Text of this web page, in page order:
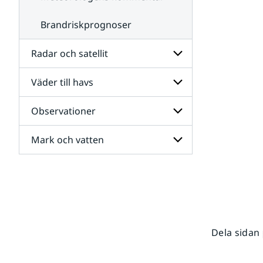
Brandriskprognoser
Radar och satellit
Undersidor
för
Radar
och
satellit
Väder till havs
Undersidor
för
Väder
till
havs
Observationer
Undersidor
för
Mark och vatten
Dela sidan